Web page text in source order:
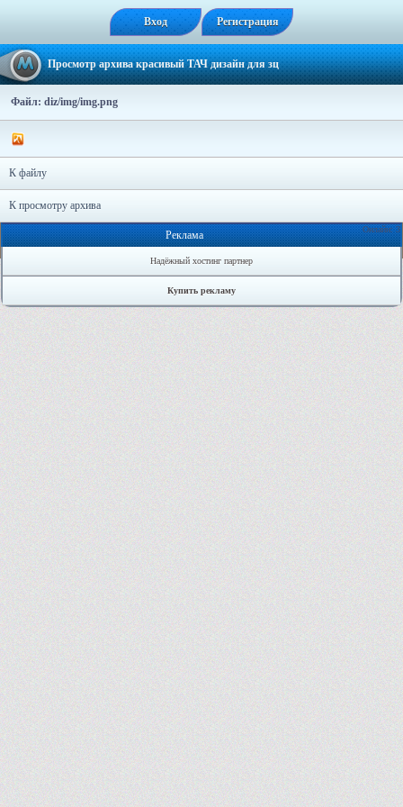
Вход Регистрация
Просмотр архива красивый ТАЧ дизайн для зц
Файл: diz/img/img.png
К файлу
К просмотру архива
Онлайн: 3
Реклама
Надёжный хостинг партнер
Купить рекламу